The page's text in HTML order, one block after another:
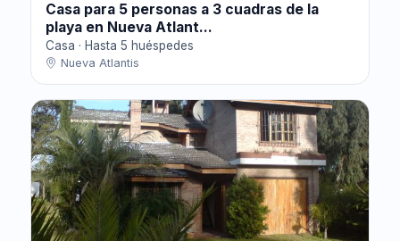
Casa para 5 personas a 3 cuadras de la
playa en Nueva Atlant...
Casa · Hasta 5 huéspedes
Nueva Atlantis